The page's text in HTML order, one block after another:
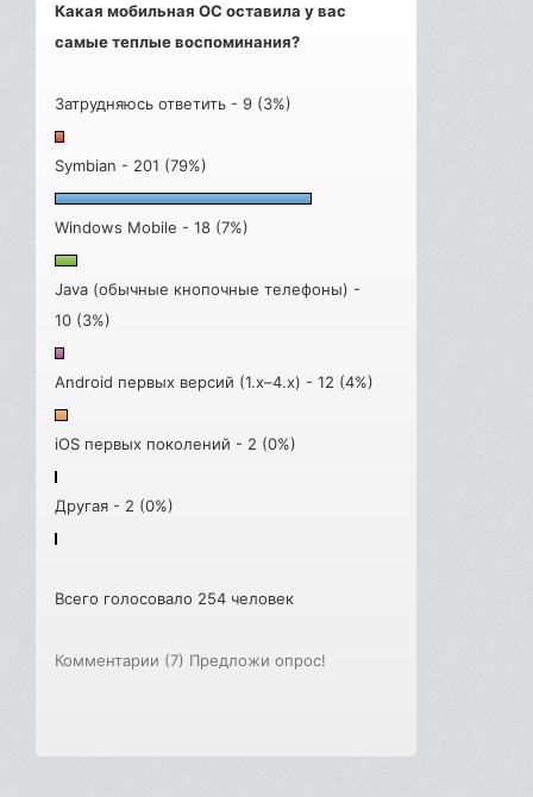
Какая мобильная ОС оставила у вас
самые теплые воспоминания?
Затрудняюсь ответить - 9 (3%)
Symbian - 201 (79%)
Windows Mobile - 18 (7%)
Java (обычные кнопочные телефоны) -
10 (3%)
Android первых версий (1.x–4.x) - 12 (4%)
iOS первых поколений - 2 (0%)
Другая - 2 (0%)
Всего голосовало 254 человек
Комментарии (7) Предложи опрос!